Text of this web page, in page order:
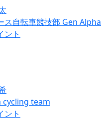
ス自転車競技部 Gen Alpha
ント
cycling team
ント